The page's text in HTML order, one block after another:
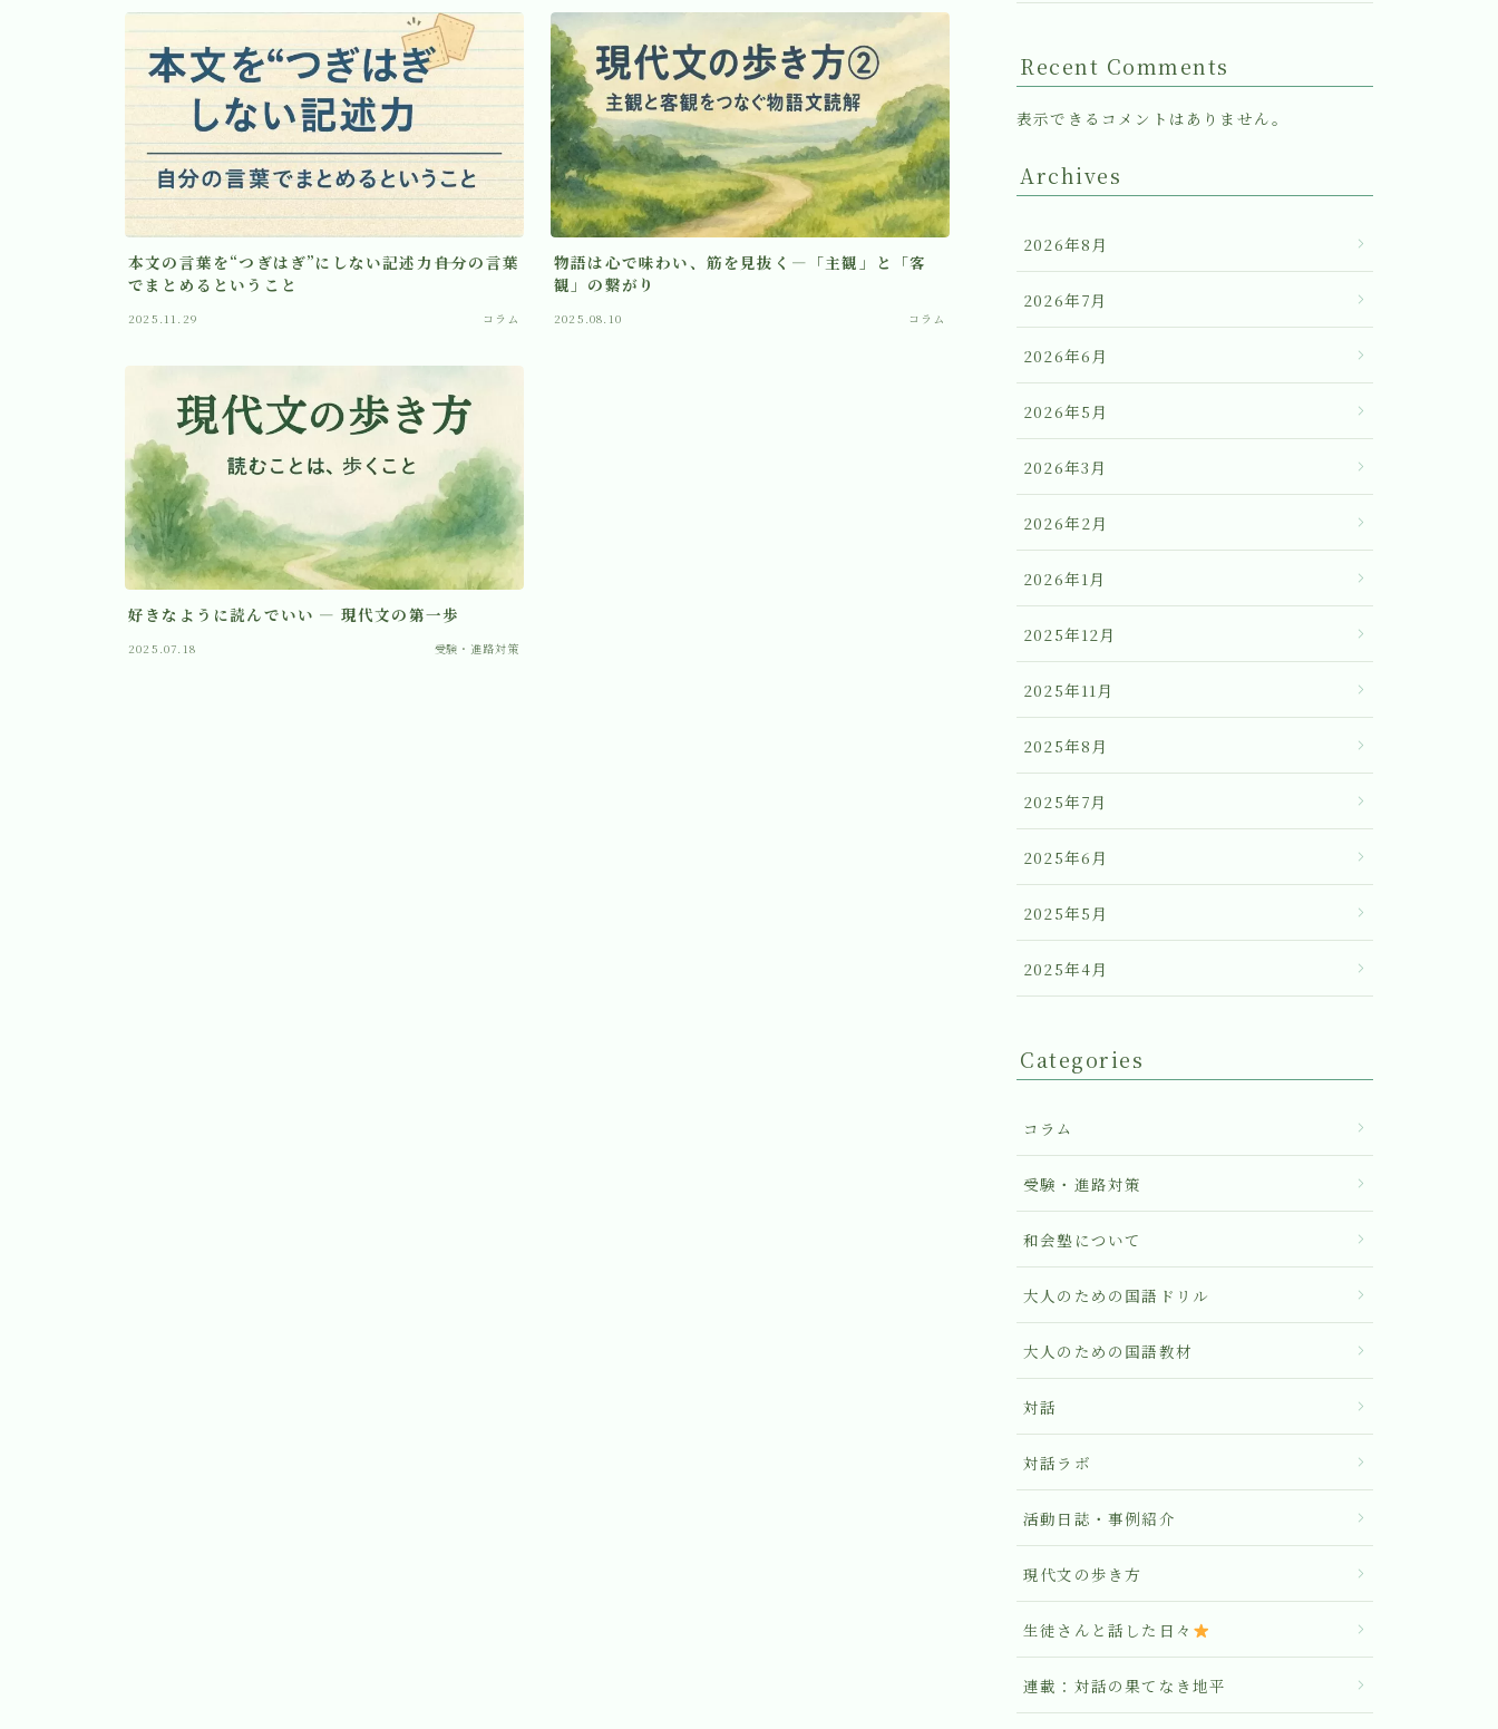
本文の言葉を“つぎはぎ”にしない記述力――自分の言葉
でまとめるということ
2025.11.29 コラム
物語は心で味わい、筋を見抜く―「主観」と「客
観」の繋がり
2025.08.10 コラム
好きなように読んでいい ― 現代文の第一歩
2025.07.18 受験・進路対策
Recent Comments
表示できるコメントはありません。
Archives
2026年8月
2026年7月
2026年6月
2026年5月
2026年3月
2026年2月
2026年1月
2025年12月
2025年11月
2025年8月
2025年7月
2025年6月
2025年5月
2025年4月
Categories
コラム
受験・進路対策
和会塾について
大人のための国語ドリル
大人のための国語教材
対話
対話ラボ
活動日誌・事例紹介
現代文の歩き方
生徒さんと話した日々
連載：対話の果てなき地平